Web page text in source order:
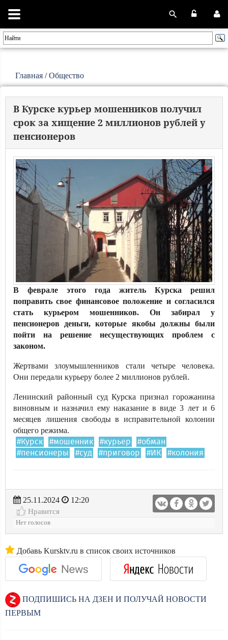
Главная /Общество
В Курске курьер мошенников получил
срок за хищение 2 миллионов рублей у
пенсионеров
В феврале этого года житель Курска решил
поправить свое финансовое положение и согласился
стать курьером мошенников. Он забирал у
пенсионеров деньги, которые якобы должны были
пойти на решение несуществующих проблем с
законом.
Жертвами злоумышленников стали четыре человека.
Они передали курьеру более 2 миллионов рублей.
Ленинский районный суд Курска признал горожанина
виновным и назначил ему наказание в виде 3 лет и 6
месяцев лишения свободы в исправительной колонии
общего режима.
#Курск #мошенник #курьер
#обман
#пенсионеры
#суд #приговор #ИК #колония
25.11.2024
12:20
Нравится
Нет голосов
Добавь Kursktv.ru в список своих источников
ПОДПИШИСЬ НА ДЗЕН И ПОЛУЧАЙ НОВОСТИ
ПЕРВЫМ